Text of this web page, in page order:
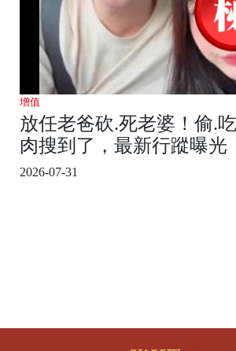
增值
放任老爸砍.死老婆！偷.
肉搜到了，最新行蹤曝光
2026-07-31